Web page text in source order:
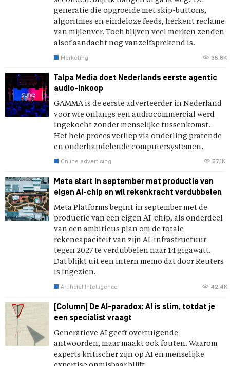
generatie die opgroeide met skip-buttons,
algoritmes en eindeloze feeds, herkent reclame
van mijlenver. Toch blijven veel merken zenden
alsof aandacht nog vanzelfsprekend is.
Marketing 35,8K
Talpa Media doet Nederlands eerste agentic
audio-inkoop
GAMMA is de eerste adverteerder in Nederland
voor wie onlangs een audiocommercial werd
ingekocht zonder menselijke tussenkomst.
Het hele proces verliep via onderling pratende
en onderhandelende computersystemen.
Online advertising 57,1K
Meta start in september met productie van
eigen AI-chip en wil rekenkracht verdubbelen
Meta Platforms begint in september met de
productie van een eigen AI-chip, als onderdeel
van een ambitieus plan om de totale
rekencapaciteit van zijn AI-infrastructuur
tegen 2027 te verdubbelen naar 14 gigawatt.
Dat blijkt uit een intern memo dat door Reuters
is ingezien.
Artificial Intelligence 42,4K
[Column] De AI-paradox: AI is slim, totdat je
een specialist vraagt
Generatieve AI geeft overtuigende
antwoorden, maar maakt ook fouten. Waarom
experts kritischer zijn op AI en menselijke